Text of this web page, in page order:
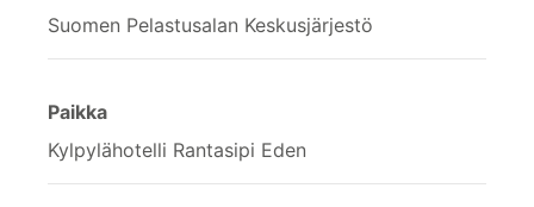
Suomen Pelastusalan Keskusjärjestö
Paikka
Kylpylähotelli Rantasipi Eden